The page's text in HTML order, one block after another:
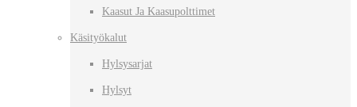
Kaasut Ja Kaasupolttimet
Käsityökalut
Hylsysarjat
Hylsyt